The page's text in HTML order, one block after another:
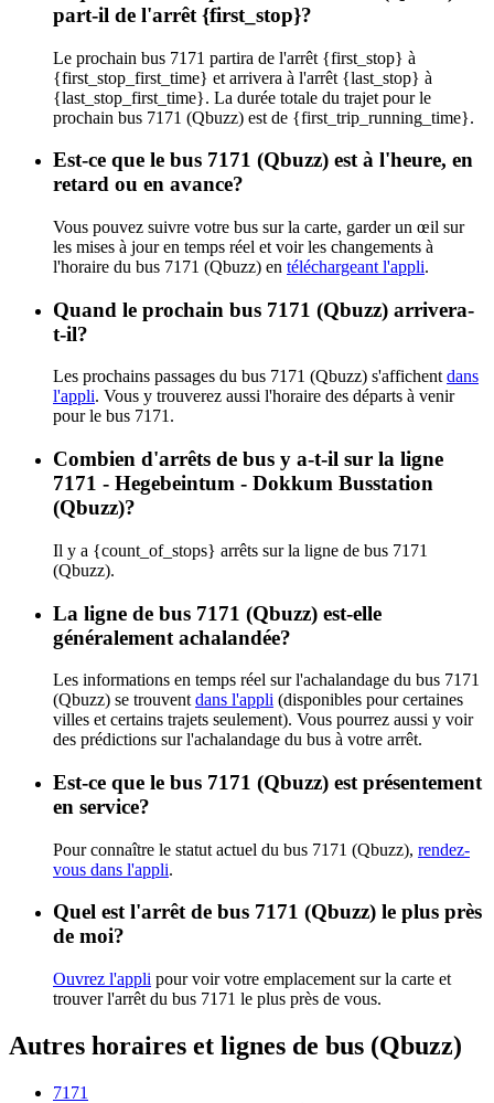
part-il de l'arrêt {first_stop}?
Le prochain bus 7171 partira de l'arrêt {first_stop} à
{first_stop_first_time} et arrivera à l'arrêt {last_stop} à
{last_stop_first_time}. La durée totale du trajet pour le
prochain bus 7171 (Qbuzz) est de {first_trip_running_time}.
Est-ce que le bus 7171 (Qbuzz) est à l'heure, en
retard ou en avance?
Vous pouvez suivre votre bus sur la carte, garder un œil sur
les mises à jour en temps réel et voir les changements à
l'horaire du bus 7171 (Qbuzz) en téléchargeant l'appli.
Quand le prochain bus 7171 (Qbuzz) arrivera-
t-il?
Les prochains passages du bus 7171 (Qbuzz) s'affichent dans
l'appli. Vous y trouverez aussi l'horaire des départs à venir
pour le bus 7171.
Combien d'arrêts de bus y a-t-il sur la ligne
7171 - Hegebeintum - Dokkum Busstation
(Qbuzz)?
Il y a {count_of_stops} arrêts sur la ligne de bus 7171
(Qbuzz).
La ligne de bus 7171 (Qbuzz) est-elle
généralement achalandée?
Les informations en temps réel sur l'achalandage du bus 7171
(Qbuzz) se trouvent dans l'appli (disponibles pour certaines
villes et certains trajets seulement). Vous pourrez aussi y voir
des prédictions sur l'achalandage du bus à votre arrêt.
Est-ce que le bus 7171 (Qbuzz) est présentement
en service?
Pour connaître le statut actuel du bus 7171 (Qbuzz), rendez-
vous dans l'appli.
Quel est l'arrêt de bus 7171 (Qbuzz) le plus près
de moi?
Ouvrez l'appli pour voir votre emplacement sur la carte et
trouver l'arrêt du bus 7171 le plus près de vous.
Autres horaires et lignes de bus (Qbuzz)
7171